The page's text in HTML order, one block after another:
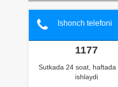
Ishonch telefoni
1177
Sutkada 24 soat, haftada
ishlaydi